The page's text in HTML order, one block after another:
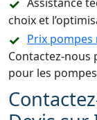
choix et
Prix pompes
Contactez-
pour les